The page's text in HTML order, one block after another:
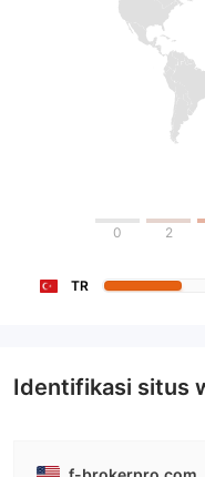
0 2
TR
Identifikasi situs